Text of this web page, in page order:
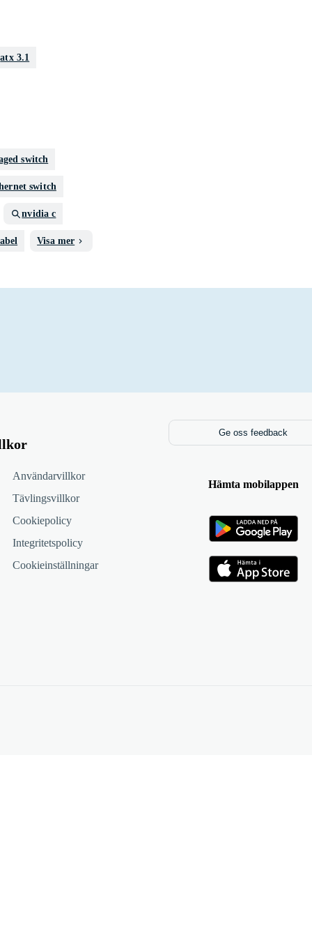
atx 3.1
switch
switch
nvidia c
Visa mer
Användarvillkor
Tävlingsvillkor
Cookiepolicy
Integritetspolicy
Cookieinställningar
Ge oss feedback
Hämta mobilappen